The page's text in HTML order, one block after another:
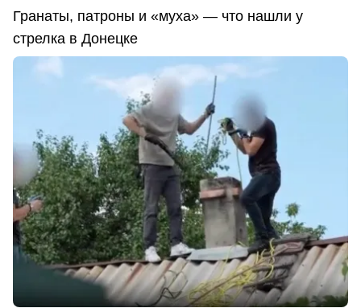
Гранаты, патроны и «муха» — что нашли у
стрелка в Донецке